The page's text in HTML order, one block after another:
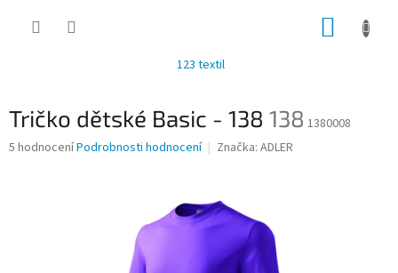
123 textil
Tričko dětské Basic - 138 138 1380008
Průměrné
5 hodnoceníPodrobnosti hodnocení Značka: ADLER